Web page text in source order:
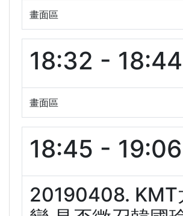
畫面區
18:32 - 18:44
畫面區
18:45 - 19:06
20190408. KMT